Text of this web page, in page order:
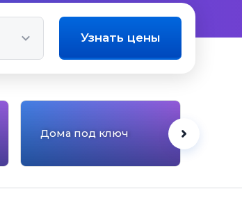
Узнать цены
Дома под ключ